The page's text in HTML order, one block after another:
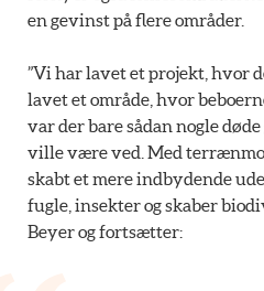
en gevinst på flere områder.
”Vi har lavet et projekt, hvor
lavet et område, hvor
var der bare sådan nogle
ville være ved. Med
skabt et mere indbydende
fugle, insekter og skaber
Beyer og fortsætter: